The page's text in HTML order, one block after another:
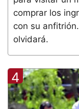
comprar los
con su
olvidará.
4